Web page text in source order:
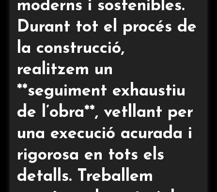
moderns i sostenibles.
Durant tot el procés de
la construcció,
realitzem un
**seguiment exhaustiu
de l’obra**, vetllant per
una execució acurada i
rigorosa en tots els
detalls. Treballem